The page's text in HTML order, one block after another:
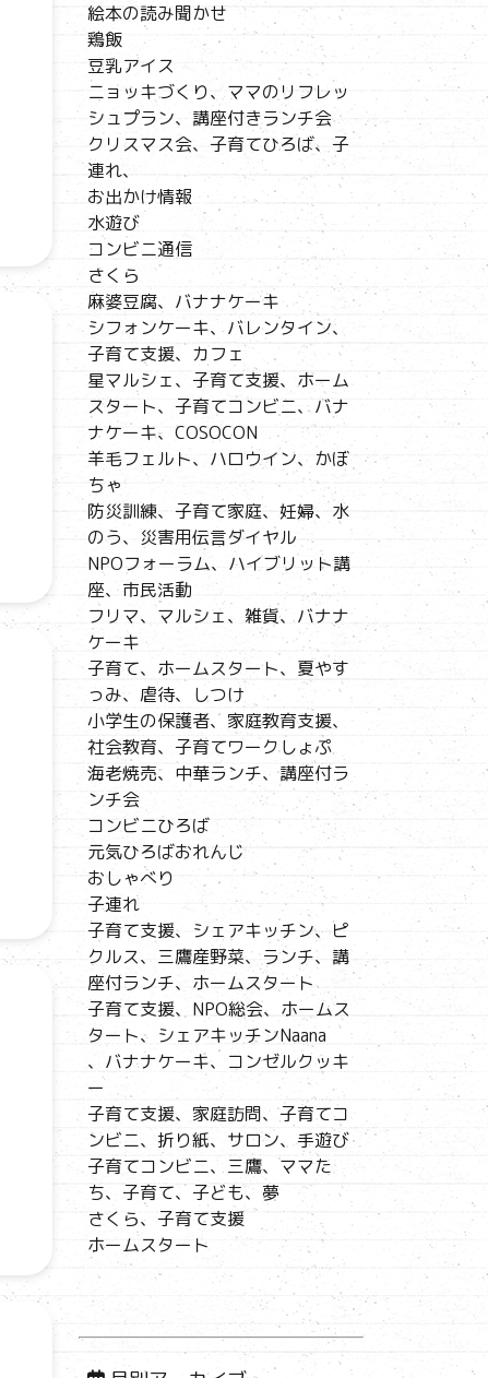
絵本の読み聞かせ
鶏飯
豆乳アイス
ニョッキづくり、ママのリフレッ
シュプラン、講座付きランチ会
クリスマス会、子育てひろば、子
連れ、
お出かけ情報
水遊び
コンビニ通信
さくら
麻婆豆腐、バナナケーキ
シフォンケーキ、バレンタイン、
子育て支援、カフェ
星マルシェ、子育て支援、ホーム
スタート、子育てコンビニ、バナ
ナケーキ、COSOCON
羊毛フェルト、ハロウイン、かぼ
ちゃ
防災訓練、子育て家庭、妊婦、水
のう、災害用伝言ダイヤル
NPOフォーラム、ハイブリット講
座、市民活動
フリマ、マルシェ、雑貨、バナナ
ケーキ
子育て、ホームスタート、夏やす
っみ、虐待、しつけ
小学生の保護者、家庭教育支援、
社会教育、子育てワークしょぷ
海老焼売、中華ランチ、講座付ラ
ンチ会
コンビニひろば
元気ひろばおれんじ
おしゃべり
子連れ
子育て支援、シェアキッチン、ピ
クルス、三鷹産野菜、ランチ、講
座付ランチ、ホームスタート
子育て支援、NPO総会、ホームス
タート、シェアキッチンNaana
、バナナケーキ、コンゼルクッキ
ー
子育て支援、家庭訪問、子育てコ
ンビニ、折り紙、サロン、手遊び
子育てコンビニ、三鷹、ママた
ち、子育て、子ども、夢
さくら、子育て支援
ホームスタート